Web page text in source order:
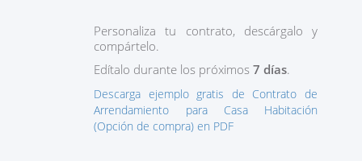
Personaliza tu contrato, descárgalo y
compártelo.
Edítalo durante los próximos7 días.
Descarga ejemplo gratis de Contrato de
Arrendamiento para Casa Habitación
(Opción de compra) en PDF